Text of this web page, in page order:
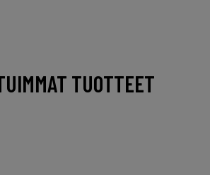
TUOTTEET